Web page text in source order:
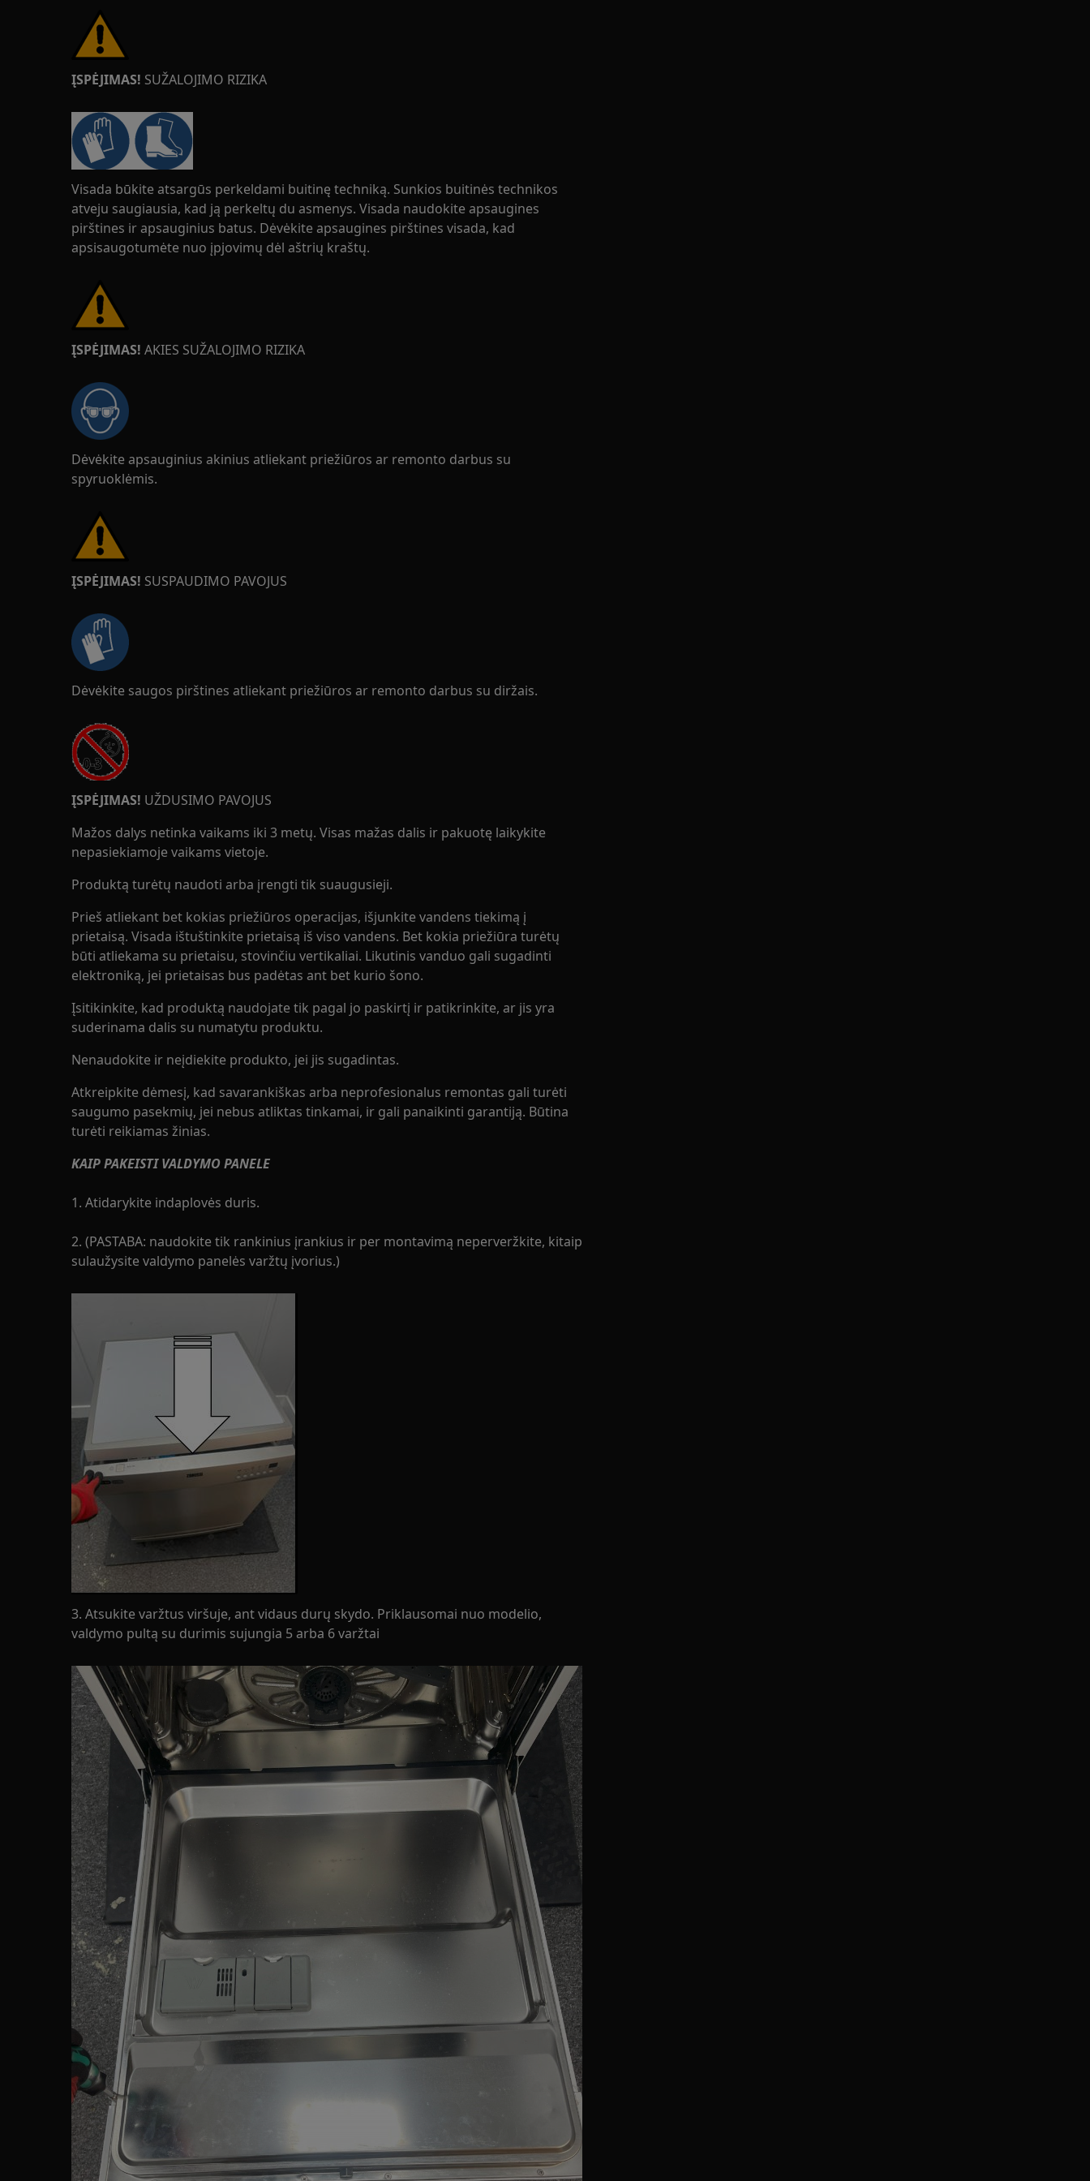
ĮSPĖJIMAS! SUŽALOJIMO RIZIKA
Visada būkite atsargūs perkeldami buitinę techniką. Sunkios buitinės technikos
atveju saugiausia, kad ją perkeltų du asmenys. Visada naudokite apsaugines
pirštines ir apsauginius batus. Dėvėkite apsaugines pirštines visada, kad
apsisaugotumėte nuo įpjovimų dėl aštrių kraštų.
ĮSPĖJIMAS! AKIES SUŽALOJIMO RIZIKA
Dėvėkite apsauginius akinius atliekant priežiūros ar remonto darbus su
spyruoklėmis.
ĮSPĖJIMAS! SUSPAUDIMO PAVOJUS
Dėvėkite saugos pirštines atliekant priežiūros ar remonto darbus su diržais.
ĮSPĖJIMAS! UŽDUSIMO PAVOJUS
Mažos dalys netinka vaikams iki 3 metų. Visas mažas dalis ir pakuotę laikykite
nepasiekiamoje vaikams vietoje.
Produktą turėtų naudoti arba įrengti tik suaugusieji.
Prieš atliekant bet kokias priežiūros operacijas, išjunkite vandens tiekimą į
prietaisą. Visada ištuštinkite prietaisą iš viso vandens. Bet kokia priežiūra turėtų
būti atliekama su prietaisu, stovinčiu vertikaliai. Likutinis vanduo gali sugadinti
elektroniką, jei prietaisas bus padėtas ant bet kurio šono.
Įsitikinkite, kad produktą naudojate tik pagal jo paskirtį ir patikrinkite, ar jis yra
suderinama dalis su numatytu produktu.
Nenaudokite ir neįdiekite produkto, jei jis sugadintas.
Atkreipkite dėmesį, kad savarankiškas arba neprofesionalus remontas gali turėti
saugumo pasekmių, jei nebus atliktas tinkamai, ir gali panaikinti garantiją. Būtina
turėti reikiamas žinias.
KAIP PAKEISTI VALDYMO PANELE
1. Atidarykite indaplovės duris.
2. (PASTABA: naudokite tik rankinius įrankius ir per montavimą neperveržkite, kitaip
sulaužysite valdymo panelės varžtų įvorius.)
3. Atsukite varžtus viršuje, ant vidaus durų skydo. Priklausomai nuo modelio,
valdymo pultą su durimis sujungia 5 arba 6 varžtai